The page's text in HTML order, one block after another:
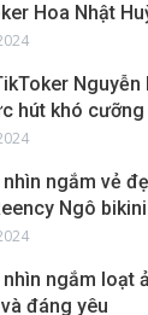
Hoa Nhật
Nguyễn
hút khó cưỡng
nhìn ngắm vẻ
Ngô bikini
nhìn ngắm loạt
đáng yêu